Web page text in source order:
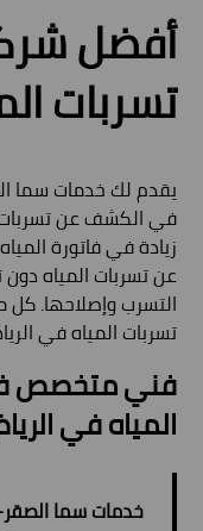
أفضل
تسربات
يقدم لك خدمات سما
في الكشف عن تسربات
زيادة في فاتورة
عن تسربات المياه دون
التسرب وإصلاحها.
تسربات المياه في
فني متخصص
المياه في
خدمات سما